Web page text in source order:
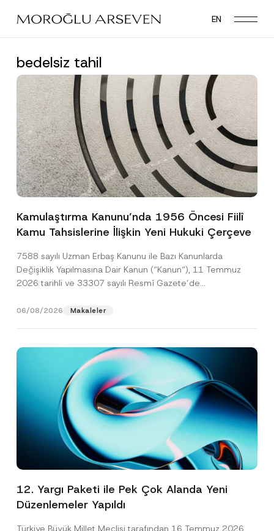
main
EN
bedelsiz tahil
Kamulaştırma Kanunu’nda 1956 Öncesi Fiilî
Kamu Tahsislerine İlişkin Yeni Hukuki Çerçeve
7588 sayılı Uzman Erbaş Kanunu ile Bazı Kanunlarda
Değişiklik Yapılmasına Dair Kanun (“Kanun“), 11 Temmuz
2026 tarihli ve 33307 sayılı Resmî Gazete’de
06/08/2026 Makaleler
12. Yargı Paketi ile Pek Çok Alanda Yeni
Düzenlemeler Yapıldı
Türkiye Büyük Millet Meclisi tarafından 16 Temmuz 2026